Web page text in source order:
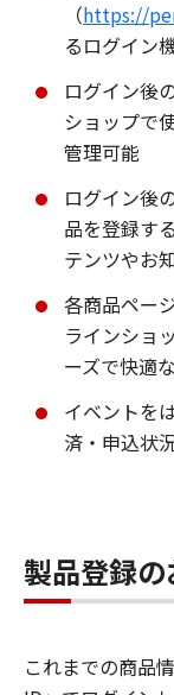
（https://
るログイン
ログイン後
ショップで
管理可能
ログイン後
品を登録す
テンツやお
各商品ペー
ラインショ
ーズで快適
イベントを
済・申込状
製品登録
これまでの商品